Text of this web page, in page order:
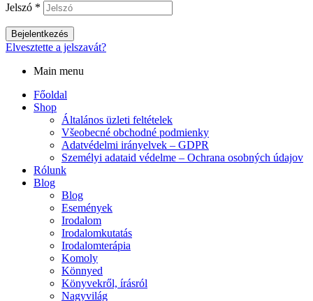
Jelszó *
Bejelentkezés
Elvesztette a jelszavát?
Main menu
Főoldal
Shop
Általános üzleti feltételek
Všeobecné obchodné podmienky
Adatvédelmi irányelvek – GDPR
Személyi adataid védelme – Ochrana osobných údajov
Rólunk
Blog
Blog
Események
Irodalom
Irodalomkutatás
Irodalomterápia
Komoly
Könnyed
Könyvekről, írásról
Nagyvilág